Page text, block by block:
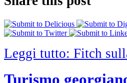
Leggi tutto: Fitch